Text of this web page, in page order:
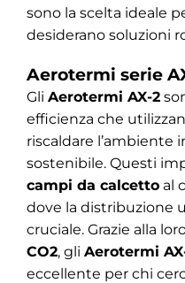
sono la scelta ideale
desiderano soluzioni
Aerotermi serie
Gli Aerotermi AX-2
efficienza che
riscaldare l’ambiente
sostenibile. Questi
campi da calcettoal
dove la distribuzione
cruciale. Grazie alla
CO2, gli Aerotermi
eccellente per chi